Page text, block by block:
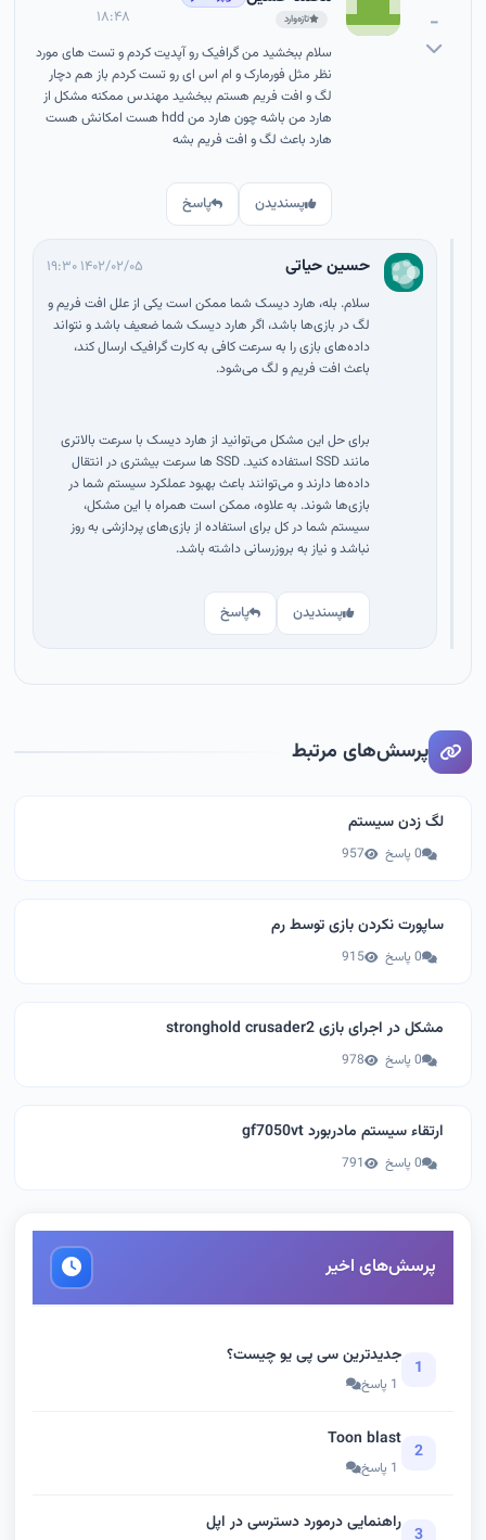
- تازه‌وارد
۱۸:۴۸
سلام ببخشید من گرافیک رو آپدیت کردم و تست های مورد
نظر مثل فورمارک و ام اس ای رو تست کردم باز هم دچار
لگ و افت فریم هستم ببخشید مهندس ممکنه مشکل از
هارد من باشه چون هارد من hdd هست امکانش هست
هارد باعث لگ و افت فریم بشه
پسندیدن پاسخ
حسین حیاتی
۱۴۰۲/۰۲/۰۵ ۱۹:۳۰
سلام. بله، هارد دیسک شما ممکن است یکی از علل افت فریم و
لگ در بازی‌ها باشد، اگر هارد دیسک شما ضعیف باشد و نتواند
داده‌های بازی را به سرعت کافی به کارت گرافیک ارسال کند،
باعث افت فریم و لگ می‌شود.
برای حل این مشکل می‌توانید از هارد دیسک با سرعت بالاتری
مانند SSD استفاده کنید. SSD ها سرعت بیشتری در انتقال
داده‌ها دارند و می‌توانند باعث بهبود عملکرد سیستم شما در
بازی‌ها شوند. به علاوه، ممکن است همراه با این مشکل،
سیستم شما در کل برای استفاده از بازی‌های پردازشی به روز
نباشد و نیاز به بروزرسانی داشته باشد.
پسندیدن پاسخ
پرسش‌های مرتبط
لگ زدن سیستم
0 پاسخ 957
ساپورت نکردن بازی توسط رم
0 پاسخ 915
مشکل در اجرای بازی stronghold crusader2
0 پاسخ 978
ارتقاء سیستم مادربورد gf7050vt
0 پاسخ 791
پرسش‌های اخیر
1
جدیدترین سی پی یو چیست؟
1 پاسخ
2
Toon blast
1 پاسخ
راهنمایی درمورد دسترسی در اپل